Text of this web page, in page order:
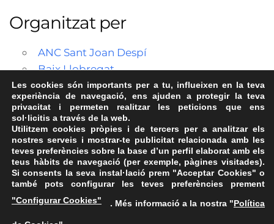
Organitzat per
ANC Sant Joan Despí
Baix Llobregat
FAQs
Les cookies són importants per a tu, influeixen en la teva
experiència de navegació, ens ajuden a protegir la teva
privacitat i permeten realitzar les peticions que ens
sol·licitis a través de la web.
Utilitzem cookies pròpies i de tercers per a analitzar els
nostres serveis i mostrar-te publicitat relacionada amb les
teves preferències sobre la base d’un perfil elaborat amb els
teus hàbits de navegació (per exemple, pàgines visitades).
Si consents la seva instal·lació prem "Acceptar Cookies" o
també pots configurar les teves preferències prement
"Configurar Cookies"
. Més informació a la nostra "Política